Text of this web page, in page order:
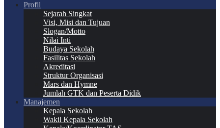
Profil
Sejarah Singkat
Visi, Misi dan Tujuan
Slogan/Motto
Nilai Inti
Budaya Sekolah
Fasilitas Sekolah
Akreditasi
Struktur Organisasi
Mars dan Hymne
Jumlah GTK dan Peserta Didik
Manajemen
Kepala Sekolah
Wakil Kepala Sekolah